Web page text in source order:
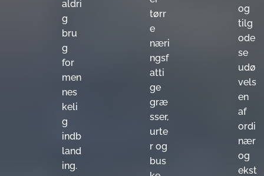
aldri
g
bru
g
for
men
nes
keli
g
indb
land
ing.
tørr
e
næri
ngsf
atti
ge
græ
sser,
urte
r og
bus
og
tilg
ode
se
udø
vels
en
af
ordi
nær
og
ekst